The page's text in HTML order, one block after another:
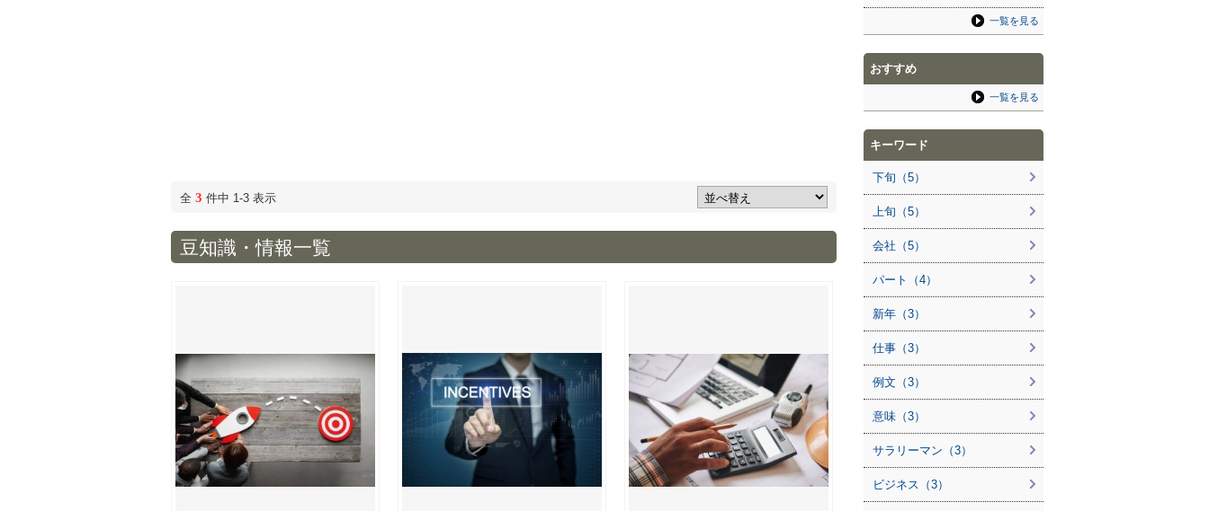
全 3 件中 1-3 表示
豆知識・情報一覧
一覧を見る
おすすめ
一覧を見る
キーワード
下旬（5）
上旬（5）
会社（5）
パート（4）
新年（3）
仕事（3）
例文（3）
意味（3）
サラリーマン（3）
ビジネス（3）